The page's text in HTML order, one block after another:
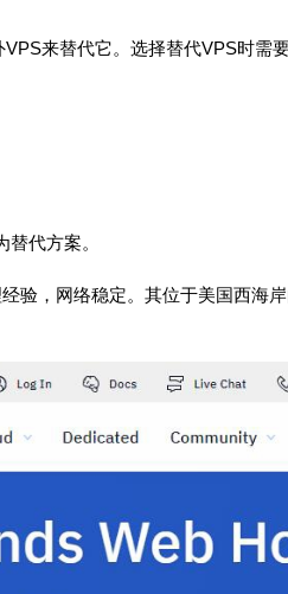
来替代它。选择替代VPS时需
替代方案。
验，网络稳定。其位于美国西海